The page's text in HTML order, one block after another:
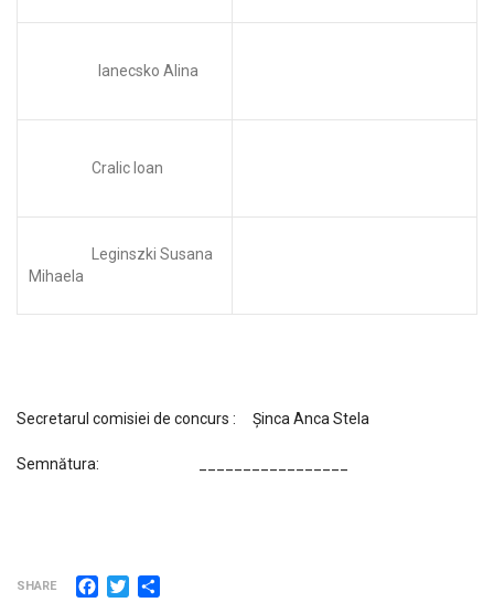
Ianecsko Alina
Cralic Ioan
Leginszki Susana
Mihaela
Secretarul comisiei de concurs : Şinca Anca Stela
Semnătura: _________________
SHARE Facebook
Twitter